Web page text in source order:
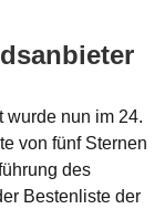
wurde nun im 24.
von fünf Sternen
des
Bestenliste der